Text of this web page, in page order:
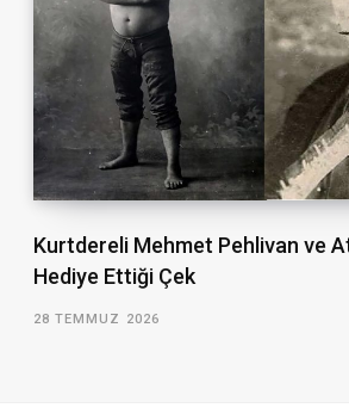
Kurtdereli Mehmet Pehlivan ve
Hediye Ettiği Çek
28 TEMMUZ 2026